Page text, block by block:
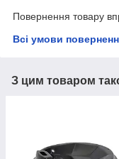
Повернення товару
Всі умови
З цим товаром